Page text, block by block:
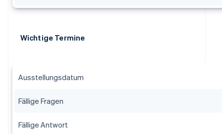
Wichtige Termine
Ausstellungsdatum
Fällige Fragen
Fällige Antwort